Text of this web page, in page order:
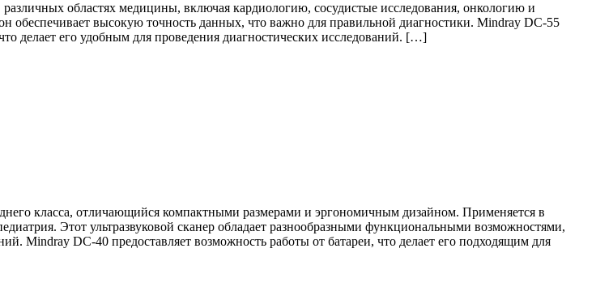
областях медицины, включая кардиологию, сосудистые исследования, онкологию и
высокую точность данных, что важно для правильной диагностики. Mindray DC-55
делает его удобным для проведения диагностических исследований. […]
класса, отличающийся компактными размерами и эргономичным дизайном. Применяется в
Этот ультразвуковой сканер обладает разнообразными функциональными возможностями,
DC-40 предоставляет возможность работы от батареи, что делает его подходящим для